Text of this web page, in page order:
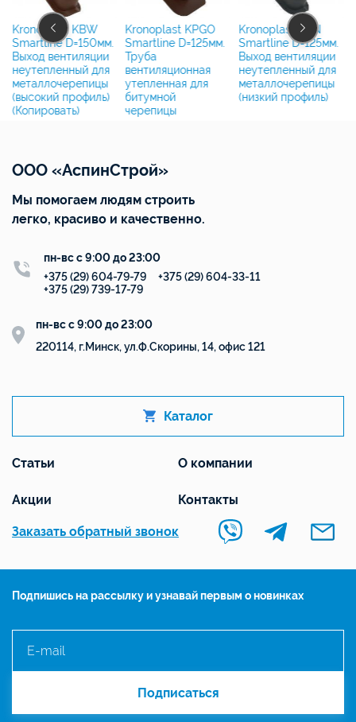
Kronoplast KBW
Smartline D=150мм.
Выход вентиляции
неутепленный для
металлочерепицы
(высокий профиль)
(Копировать)
Kronoplast KPGO
Smartline D=125мм.
Труба
вентиляционная
утепленная для
битумной
черепицы
Kronoplast KBN
Smartline D=125мм.
Выход вентиляции
неутепленный для
металлочерепицы
(низкий профиль)
ООО «АспинСтрой»
Мы помогаем людям строить
легко, красиво и качественно.
пн-вс с 9:00 до 23:00
+375 (29) 604-79-79
+375 (29) 604-33-11
+375 (29) 739-17-79
пн-вс с 9:00 до 23:00
220114, г.Минск, ул.Ф.Скорины, 14, офис 121
Каталог
Статьи О компании
Акции Контакты
Заказать обратный звонок
Подпишись на рассылку и узнавай первым о новинках